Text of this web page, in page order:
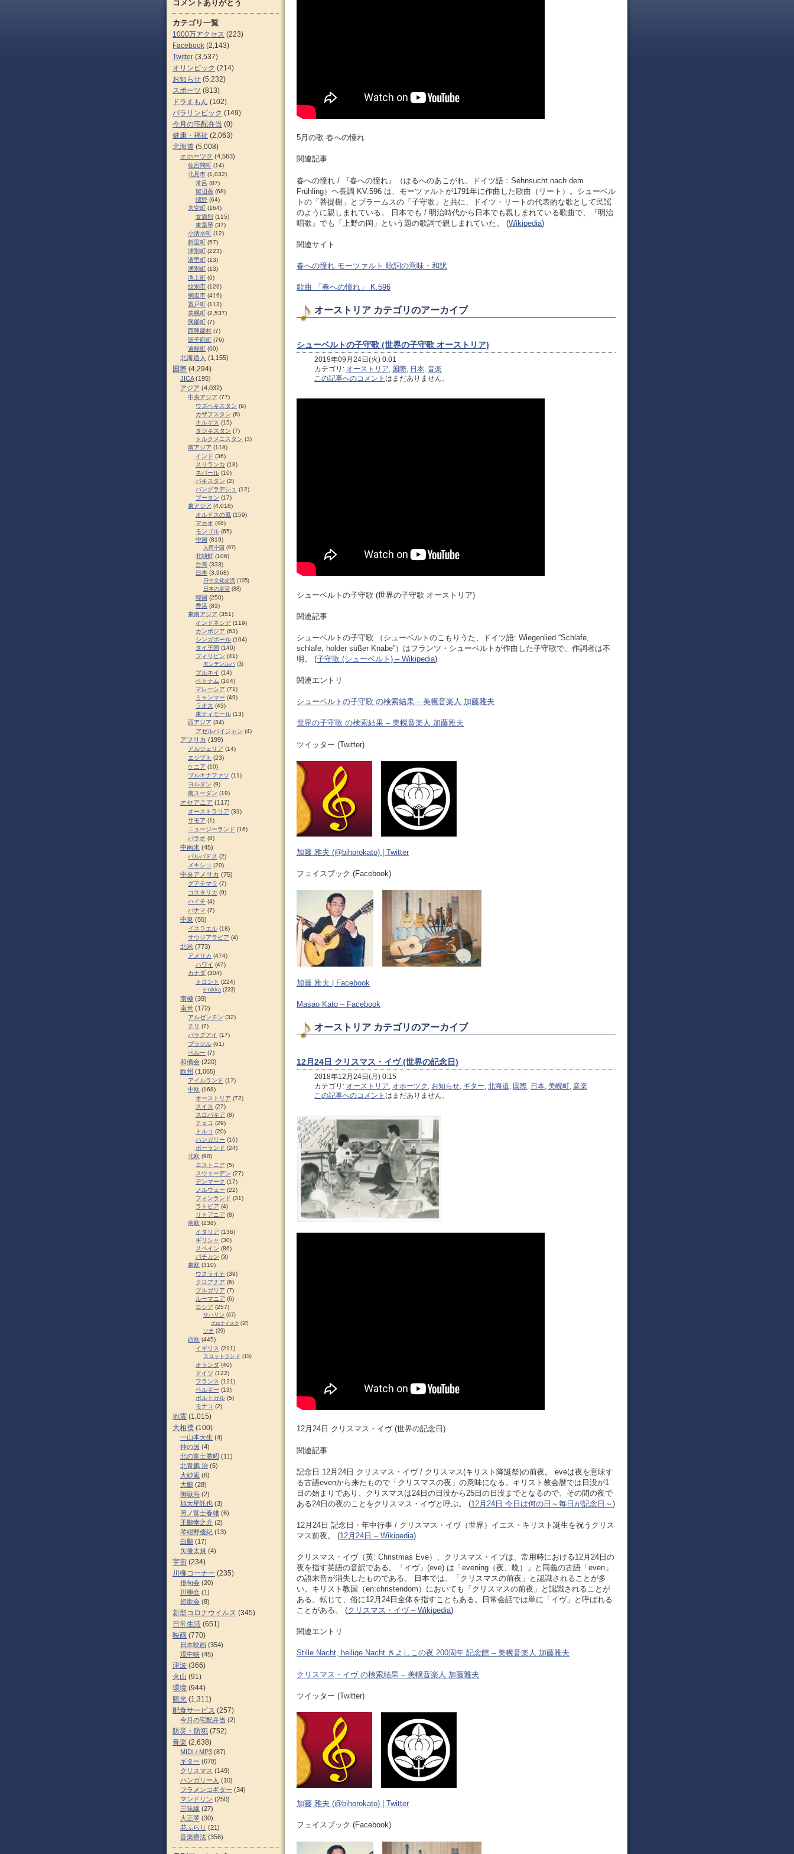
5月の歌 春への憧れ
関連記事
春への憧れ / 『春への憧れ』（はるへのあこがれ、ドイツ語：Sehnsucht nach dem
Frühling）ヘ長調 KV.596 は、モーツァルトが1791年に作曲した歌曲（リート）。シューベル
トの「菩提樹」とブラームスの「子守歌」と共に、ドイツ・リートの代表的な歌として民謡
のように親しまれている。 日本でも / 明治時代から日本でも親しまれている歌曲で、『明治
唱歌』でも「上野の岡」という題の歌詞で親しまれていた。 (Wikipedia)
関連サイト
春への憧れ モーツァルト 歌詞の意味・和訳
歌曲 「春への憧れ」 K.596
オーストリア カテゴリのアーカイブ
シューベルトの子守歌 (世界の子守歌 オーストリア)
2019年09月24日(火) 0:01
カテゴリ: オーストリア, 国際, 日本, 音楽
この記事へのコメント はまだありません。
シューベルトの子守歌 (世界の子守歌 オーストリア)
関連記事
シューベルトの子守歌 （シューベルトのこもりうた、ドイツ語: Wiegenlied “Schlafe,
schlafe, holder süßer Knabe”）はフランツ・シューベルトが作曲した子守歌で、作詞者は不
明。 (子守歌 (シューベルト) – Wikipedia)
関連エントリ
シューベルトの子守歌 の検索結果 – 美幌音楽人 加藤雅夫
世界の子守歌 の検索結果 – 美幌音楽人 加藤雅夫
ツイッター (Twitter)
加藤 雅夫 (@bihorokato) | Twitter
フェイスブック (Facebook)
加藤 雅夫 | Facebook
Masao Kato – Facebook
オーストリア カテゴリのアーカイブ
12月24日 クリスマス・イヴ (世界の記念日)
2018年12月24日(月) 0:15
カテゴリ: オーストリア, オホーツク , お知らせ, ギター, 北海道, 国際, 日本, 美幌町, 音楽
この記事へのコメント はまだありません。
12月24日 クリスマス・イヴ (世界の記念日)
関連記事
記念日 12月24日 クリスマス・イヴ / クリスマス(キリスト降誕祭)の前夜。 eveは夜を意味す
る古語evenから来たもので「クリスマスの夜」の意味になる。キリスト教会暦では日没が1
日の始まりであり、クリスマスは24日の日没から25日の日没までとなるので、その間の夜で
ある24日の夜のことをクリスマス・イヴと呼ぶ。 (12月24日 今日は何の日～毎日が記念日～ )
12月24日 記念日・年中行事 / クリスマス・イヴ（世界）イエス・キリスト誕生を祝うクリス
マス前夜。 (12月24日 – Wikipedia)
クリスマス・イヴ（英: Christmas Eve）、クリスマス・イブは、常用時における12月24日の
夜を指す英語の音訳である。「イヴ」(eve) は「evening（夜、晩）」と同義の古語「even」
の語末音が消失したものである。 日本では、「クリスマスの前夜」と認識されることが多
い。キリスト教国（en:christendom）においても「クリスマスの前夜」と認識されることが
ある。転じて、俗に12月24日全体を指すこともある。日常会話では単に「イヴ」と呼ばれる
ことがある。 (クリスマス・イヴ – Wikipedia)
関連エントリ
Stille Nacht, heilige Nacht きよしこの夜 200周年 記念館 – 美幌音楽人 加藤雅夫
クリスマス・イヴ の検索結果 – 美幌音楽人 加藤雅夫
ツイッター (Twitter)
加藤 雅夫 (@bihorokato) | Twitter
フェイスブック (Facebook)
コメントありがとう
カテゴリ一覧
1000万アクセス (223)
Facebook (2,143)
Twitter (3,537)
オリンピック (214)
お知らせ (5,232)
スポーツ (813)
ドラえもん (102)
パラリンピック (149)
今月の宅配弁当 (0)
健康・福祉 (2,063)
北海道 (5,008)
オホーツク (4,563)
佐呂間町 (14)
北見市 (1,032)
常呂 (87)
留辺蘂 (68)
端野 (64)
大空町 (164)
女満別 (115)
東藻琴 (37)
小清水町 (12)
斜里町 (57)
津別町 (223)
清里町 (13)
湧別町 (13)
滝上町 (6)
紋別市 (126)
網走市 (416)
置戸町 (113)
美幌町 (2,537)
興部町 (7)
西興部村 (7)
訓子府町 (76)
遠軽町 (60)
北海道人 (1,155)
国際 (4,294)
JICA(195)
アジア (4,032)
中央アジア (77)
ウズベキスタン (9)
カザフスタン (6)
キルギス (15)
タジキスタン (7)
トルクメニスタン (3)
南アジア (118)
インド (36)
スリランカ (18)
ネパール (10)
パキスタン (2)
バングラデシュ (12)
ブータン (17)
東アジア (4,018)
オルドスの風 (159)
マカオ (48)
モンゴル (65)
中国 (819)
人民中国 (97)
北朝鮮 (106)
台湾 (333)
日本 (3,968)
日中文化交流 (105)
日本の皇室 (88)
韓国 (250)
香港 (83)
東南アジア (351)
インドネシア (119)
カンボジア (63)
シンガポール (104)
タイ王国 (140)
フィリピン (41)
モンテンルパ (3)
ブルネイ (14)
ベトナム (104)
マレーシア (71)
ミャンマー (49)
ラオス (43)
東ティモール (13)
西アジア (34)
アゼルバイジャン (4)
アフリカ (199)
アルジェリア (14)
エジプト (23)
ケニア (10)
ブルキナファソ (11)
ヨルダン (9)
南スーダン (19)
オセアニア (117)
オーストラリア (33)
サモア (1)
ニュージーランド (16)
パラオ (8)
中南米 (45)
バルバドス (2)
メキシコ (20)
中央アメリカ (75)
グアテマラ (7)
コスタリカ (9)
ハイチ (4)
パナマ (7)
中東 (55)
イスラエル (18)
サウジアラビア (4)
北米 (773)
アメリカ (474)
ハワイ (47)
カナダ (304)
トロント (224)
e-nikka (223)
南極 (39)
南米 (172)
アルゼンチン (32)
チリ (7)
パラグアイ (17)
ブラジル (61)
ペルー (7)
和僑会 (220)
欧州 (1,065)
アイルランド (17)
中欧 (168)
オーストリア (72)
スイス (27)
スロパキア (8)
チェコ (29)
トルコ (20)
ハンガリー (16)
ポーランド (24)
北欧 (90)
エストニア (5)
スウェーデン (27)
デンマーク (17)
ノルウェー (22)
フィンランド (31)
ラトビア (4)
リトアニア (8)
南欧 (238)
イタリア (136)
ギリシャ (30)
スペイン (86)
バチカン (3)
東欧 (310)
ウクライナ (39)
クロアチア (6)
ブルガリア (7)
ルーマニア (6)
ロシア (257)
サハリン (67)
ポロナイスク (37)
ソチ (29)
西欧 (445)
イギリス (211)
スコットランド (15)
オランダ (40)
ドイツ (122)
フランス (121)
ベルギー (13)
ポルトガル (5)
モナコ (2)
地震 (1,015)
大相撲 (100)
一山本大生 (4)
仲の国 (4)
北の富士勝昭 (11)
北青鵬 治 (6)
大砂嵐 (6)
大鵬 (28)
御嶽海 (2)
旭大星託也 (3)
照ノ富士春雄 (6)
王鵬幸之介 (2)
琴紺野優紀 (13)
白鵬 (17)
矢後太規 (4)
宇宙 (234)
川柳コーナー (235)
俳句会 (20)
川柳会 (1)
短歌会 (8)
新型コロナウイルス (345)
日常生活 (651)
映画 (770)
日本映画 (354)
現中映 (45)
津波 (366)
火山 (91)
環境 (944)
観光 (1,311)
配食サービス (257)
今月の宅配弁当 (2)
防災・防犯 (752)
音楽 (2,638)
MIDI / MP3 (87)
ギター (678)
クリスマス (149)
ハンガリー人 (10)
フラメンコギター (34)
マンドリン (250)
三味線 (27)
大正琴 (30)
花ふらり (21)
音楽療法 (356)